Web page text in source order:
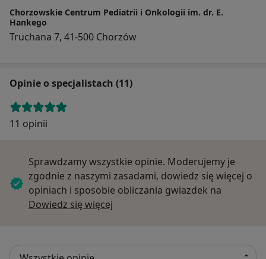
Chorzowskie Centrum Pediatrii i Onkologii im. dr. E.
Hankego
Truchana 7, 41-500 Chorzów
Opinie o specjalistach (11)
11 opinii
Sprawdzamy wszystkie opinie. Moderujemy je
zgodnie z naszymi zasadami, dowiedz się więcej o
opiniach i sposobie obliczania gwiazdek na
Dowiedz się więcej